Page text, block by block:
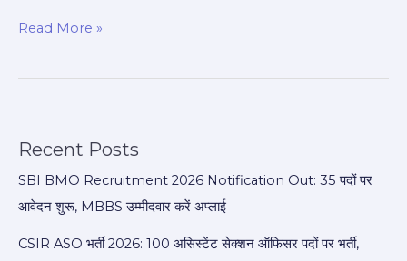
Read More »
Recent Posts
SBI BMO Recruitment 2026 Notification Out: 35 पदों पर
आवेदन शुरू, MBBS उम्मीदवार करें अप्लाई
CSIR ASO भर्ती 2026: 100 असिस्टेंट सेक्शन ऑफिसर पदों पर भर्ती,